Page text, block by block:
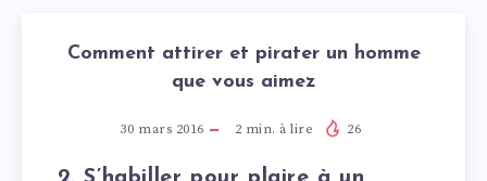
Comment attirer et pirater un homme
que vous aimez
30 mars 2016 2 min. à lire 26